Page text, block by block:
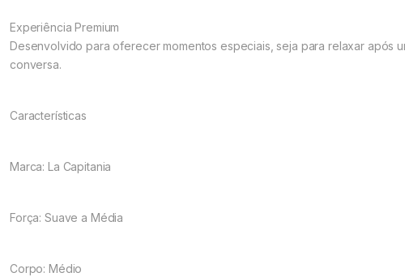
Experiência Premium
Desenvolvido para oferecer momentos especiais, seja para relaxar após
conversa.
Características
Marca: La Capitania
Força: Suave a Média
Corpo: Médio